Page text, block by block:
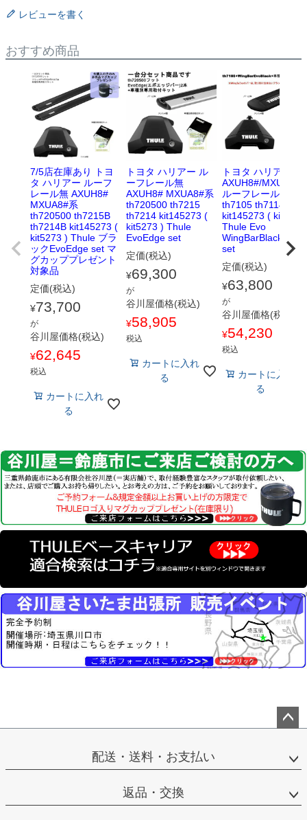
レビューを書く
おすすめ商品
7/5店在庫あり トヨ
タ ハリアー ルーフ
レール無 AXUH8#
MXUA8#系
th720500 th7215B
th7214B kit145273 (
kit5273 ) Thule ブラ
ックEvoEdge set マ
グカッププレゼント
対象品
定価(税込)
¥73,700
が
谷川屋価格(税込)
¥62,645
税込
カートに入れ
る
トヨタ ハリアー ル
ーフレール無
AXUH8# MXUA8#系
th720500 th7215
th7214 kit145273 (
kit5273 ) Thule
EvoEdge set
定価(税込)
¥69,300
が
谷川屋価格(税込)
¥58,905
税込
カートに入れ
る
トヨタ ハリアー
AXUH8#/MXUA8#
ルーフレール無
th7105 th7114B
kit145273 ( kit5273
Thule Evo
WingBarBlack-1台
set
定価(税込)
¥63,800
が
谷川屋価格(税込)
¥54,230
税込
カートに入れ
る
ップ
配送・送料・お支払い
返品・交換